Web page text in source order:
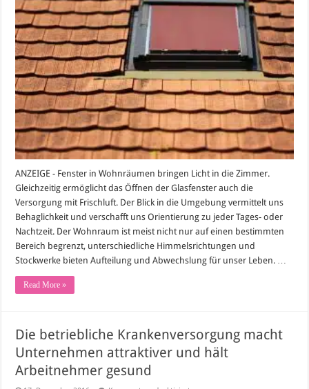
im
Dachgeschoss?
Abhilfe
ANZEIGE - Fenster in Wohnräumen bringen Licht in die Zimmer.
Gleichzeitig ermöglicht das Öffnen der Glasfenster auch die
Versorgung mit Frischluft. Der Blick in die Umgebung vermittelt uns
Behaglichkeit und verschafft uns Orientierung zu jeder Tages- oder
Nachtzeit. Der Wohnraum ist meist nicht nur auf einen bestimmten
Bereich begrenzt, unterschiedliche Himmelsrichtungen und
Stockwerke bieten Aufteilung und Abwechslung für unser Leben. …
Read More »
Die betriebliche Krankenversorgung macht
Unternehmen attraktiver und hält
Arbeitnehmer gesund